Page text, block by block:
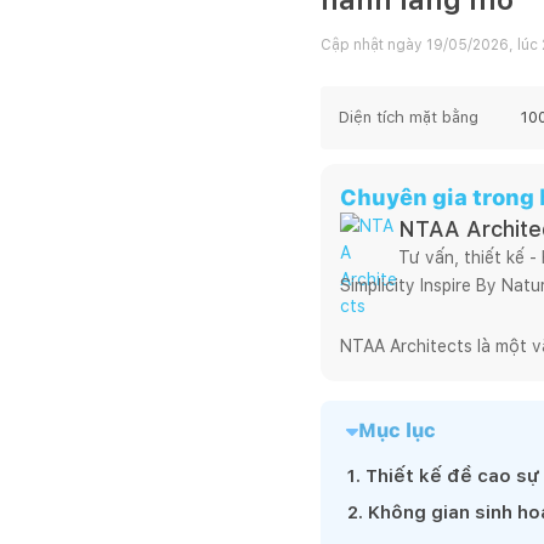
Cập nhật ngày 19/05/2026, lúc
Diện tích mặt bằng
Chuyên gia trong
NTAA
Tư vấn, thiết kế -
Simplicity Inspire By
NTAA Architects là một
nghiêm túc, trung thực
Có một sự thật là, hoạt
cho mình lối đi riêng,
dự án mưu cầu cao về
Mục lục
1. Thiết kế đề cao
2. Không gian sinh